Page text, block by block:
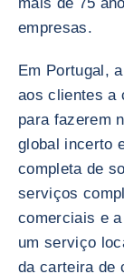
empresas.
Em Portugal,
aos clientes a
para fazerem
global incerto
completa de
serviços
comerciais e
um serviço
da carteira de